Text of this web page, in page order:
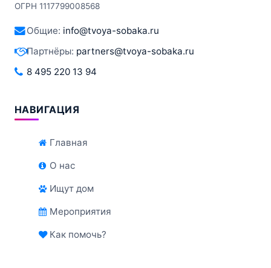
ОГРН 1117799008568
Общие: info@tvoya-sobaka.ru
Партнёры: partners@tvoya-sobaka.ru
8 495 220 13 94
НАВИГАЦИЯ
Главная
О нас
Ищут дом
Мероприятия
Как помочь?